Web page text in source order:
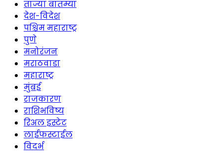
ताज्या बातम्या
देश-विदेश
पश्चिम महाराष्ट्र
पुणे
मनोरंजन
मराठवाडा
महाराष्ट्र
मुंबई
राजकारण
राशिभविष्य
रिअल इस्टेट
लाईफस्टाईल
विदर्भ